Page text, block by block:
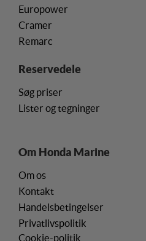
Europower
Cramer
Remarc
Reservedele
Søg priser
Lister og tegninger
Om Honda Marine
Om os
Kontakt
Handelsbetingelser
Privatlivspolitik
Cookie-politik